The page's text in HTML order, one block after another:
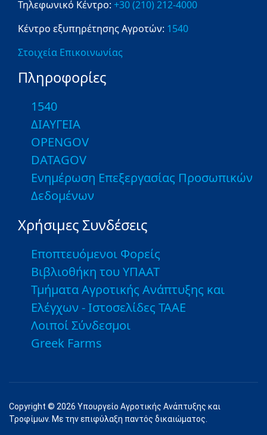
Τηλεφωνικό Κέντρο: +30 (210) 212-4000
Κέντρο εξυπηρέτησης Αγροτών: 1540
Στοιχεία Επικοινωνίας
Πληροφορίες
1540
ΔΙΑΥΓΕΙΑ
OPENGOV
DATAGOV
Ενημέρωση Επεξεργασίας Προσωπικών
Δεδομένων
Χρήσιμες Συνδέσεις
Εποπτευόμενοι Φορείς
Βιβλιοθήκη του ΥΠΑΑΤ
Τμήματα Αγροτικής Ανάπτυξης και
Ελέγχων - Ιστοσελίδες ΤΑΑΕ
Λοιποί Σύνδεσμοι
Greek Farms
Copyright © 2026 Υπουργείο Αγροτικής Ανάπτυξης και
Τροφίμων. Με την επιφύλαξη παντός δικαιώματος.